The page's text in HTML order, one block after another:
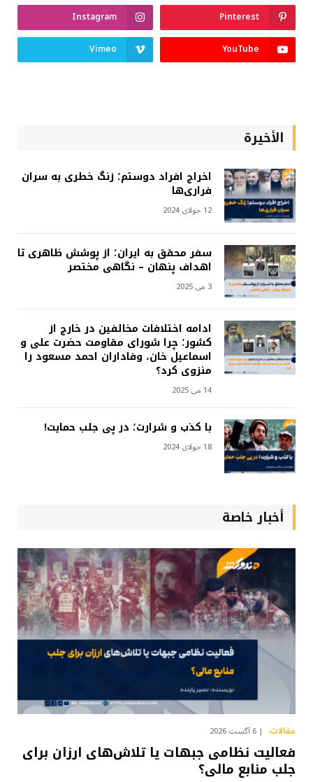
Pinterest
Instagram
YouTube
Vimeo
الأخيرة
اخراج افراد دوستم؛ زنگ خطری به سران
فراری‌ها
12 جولای 2024
سفر محقق به ایران؛ از پوشش ظاهری تا
اهداف پنهان – نگاهی مختصر
3 می 2025
ادامه اختلافات مخالفین در خارج از
کشور؛ چرا شورای مقاومت حضرت علی و
اسماعیل خان، وفاداران احمد مسعود را
منزوی کرد؟
14 می 2025
با کذب و شرارت؛ در پی جلب حمایت!
18 جولای 2024
أخبار خاصة
مقالات 6 آگست 2026
فعالیت نظامی جبهات یا تلاش‌های ارزان برای
جلب منابع مالی؟